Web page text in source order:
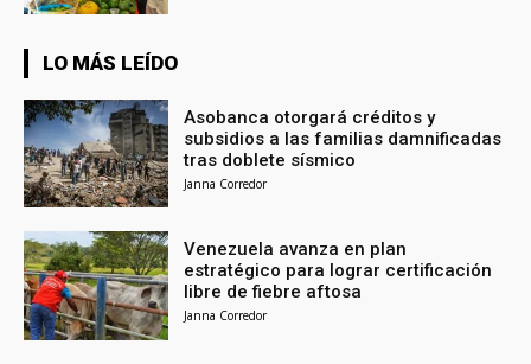
LO MÁS LEÍDO
Asobanca otorgará créditos y
subsidios a las familias damnificadas
tras doblete sísmico
Janna Corredor
Venezuela avanza en plan
estratégico para lograr certificación
libre de fiebre aftosa
Janna Corredor